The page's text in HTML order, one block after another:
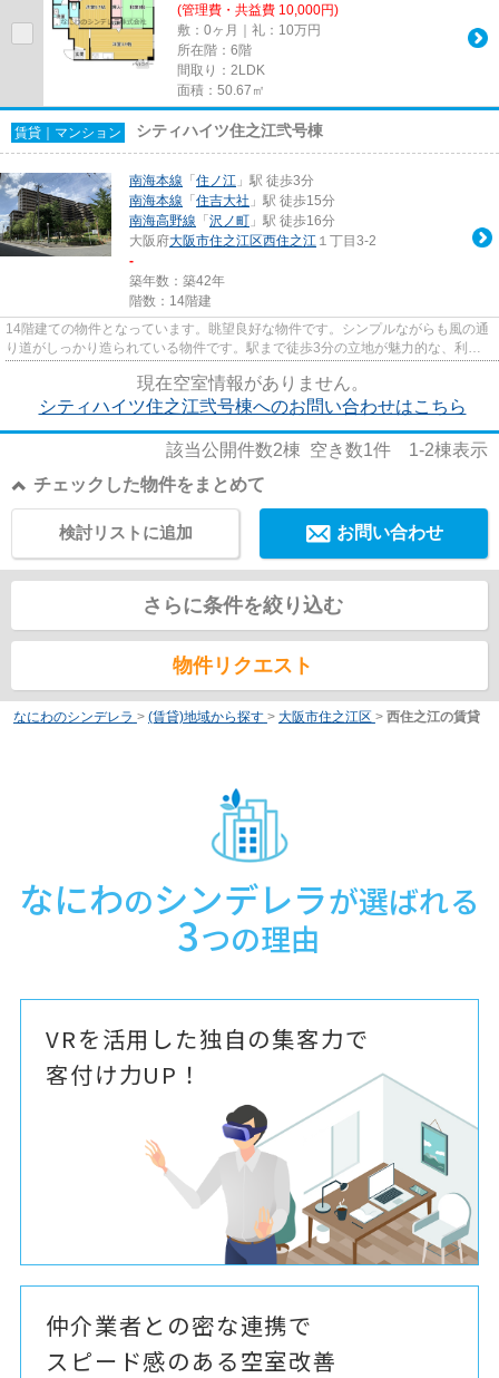
(管理費・共益費 10,000円)
敷：0ヶ月｜礼：10万円
所在階：6階
間取り：2LDK
面積：50.67㎡
賃貸｜マンション シティハイツ住之江弐号棟
南海本線 「 住ノ江 」駅 徒歩3分
南海本線 「 住吉大社 」駅 徒歩15分
南海高野線 「 沢ノ町 」駅 徒歩16分
大阪府大阪市住之江区西住之江 １丁目3-2
-
築年数：築42年
階数：14階建
14階建ての物件となっています。眺望良好な物件です。シンプルながらも風の通
り道がしっかり造られている物件です。駅まで徒歩3分の立地が魅力的な、利便
現在空室情報がありません。
シティハイツ住之江弐号棟へのお問い合わせはこちら
該当公開件数2棟 空き数1件 1-2棟表示
チェックした物件をまとめて
お問い合わせ
検討リストに追加
さらに条件を絞り込む
物件リクエスト
なにわのシンデレラ > (賃貸)地域から探す > 大阪市住之江区 > 西住之江の賃貸
なにわのシンデレラが選ばれる
3つの理由
VRを活用した独自の集客力で
客付け力UP！
仲介業者との密な連携で
スピード感のある空室改善